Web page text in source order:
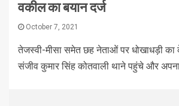
वकील का बयान दर्ज
October 7, 2021
तेजस्वी-मीसा समेत छह नेताओं पर धोखाधड़ी
संजीव कुमार सिंह कोतवाली थाने पहुंचे और